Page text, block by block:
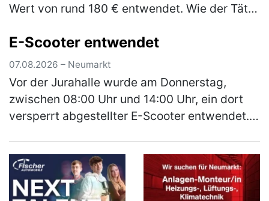
Wert von rund 180 € entwendet. Wie der Täter
Gegenstand der laufenden E…
E-Scooter entwendet
07.08.2026 – Neumarkt
Vor der Jurahalle wurde am Donnerstag,
zwischen 08:00 Uhr und 14:00 Uhr, ein dort
versperrt abgestellter E-Scooter entwendet.